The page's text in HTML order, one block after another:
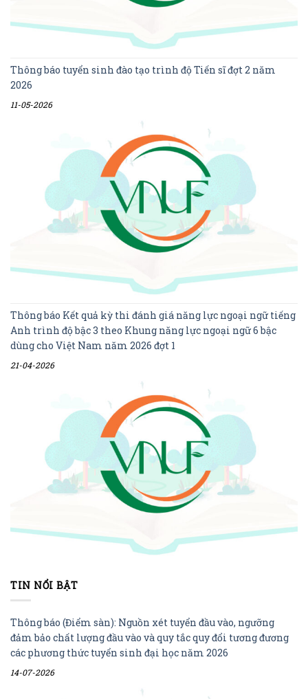
Thông báo tuyển sinh đào tạo trình độ Tiến sĩ đợt 2 năm
2026
11-05-2026
Thông báo Kết quả kỳ thi đánh giá năng lực ngoại ngữ tiếng
Anh trình độ bậc 3 theo Khung năng lực ngoại ngữ 6 bậc
dùng cho Việt Nam năm 2026 đợt 1
21-04-2026
TIN NỔI BẬT
Thông báo (Điểm sàn): Nguồn xét tuyển đầu vào, ngưỡng
đảm bảo chất lượng đầu vào và quy tắc quy đổi tương đương
các phương thức tuyển sinh đại học năm 2026
14-07-2026